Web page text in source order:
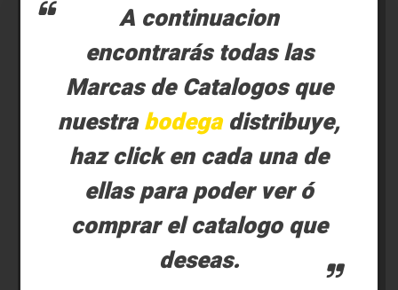
A continuacion
encontrarás todas las
Marcas de Catalogos que
nuestrabodegadistribuye,
haz click en cada una de
ellas para poder ver ó
comprar el catalogo que
deseas.